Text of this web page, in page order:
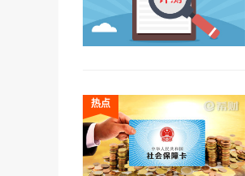
热点